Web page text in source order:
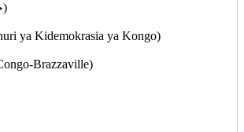
Comoros (جزر القمر)
ya Kidemokrasia ya Kongo)
Brazzaville)